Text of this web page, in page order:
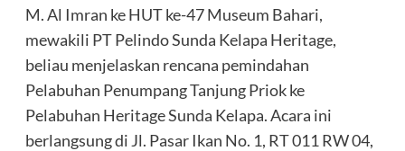
M. Al Imran ke HUT ke-47 Museum Bahari,
mewakili PT Pelindo Sunda Kelapa Heritage,
beliau menjelaskan rencana pemindahan
Pelabuhan Penumpang Tanjung Priok ke
Pelabuhan Heritage Sunda Kelapa. Acara ini
berlangsung di Jl. Pasar Ikan No. 1, RT 011 RW 04,